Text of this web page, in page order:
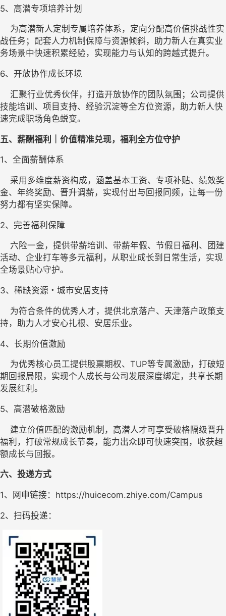
5、 高潜专项培养计划
为高潜新人定制专属培养体系，定向分配高价值挑战性实
战任务；配套人力机制保障与资源倾斜，助力新人在真实业
务场景中快速积累经验，实现能力与认知的跨越式提升。
6、 开放协作成长环境
汇聚行业优秀伙伴，打造开放协作的团队氛围；公司提供
技能培训、项目支持、经验沉淀等全方位资源，助力新人快
速完成职场角色蜕变。
五、薪酬福利｜价值精准兑现，福利全方位守护
1、 全面薪酬体系
采用多维度薪资构成，涵盖基本工资、专项补贴、绩效奖
金、年终奖励、晋升调薪，实现付出与回报同频，让每一份
努力都有坚实保障。
2、 完善福利保障
六险一金 ，提供带薪培训、带薪年假、节假日福利、团建
活动、企业打车等多元福利，从职业成长到日常生活，实现
全场景贴心守护。
3、 稀缺资源・城市安居支持
为符合条件的优秀人才，提供北京落户、天津落户政策支
持，助力人才安心扎根、安居乐业。
4、 长期价值激励
为优秀核心员工提供股票期权、TUP等专属激励，打破短
期回报局限，实现个人成长与公司发展深度绑定，共享长期
发展红利。
5、 高潜破格激励
建立价值匹配的激励机制，高潜人才可享受破格隔级晋升
福利，打破常规成长节奏，能力出众即可快速突围，收获超
额成长与回报。
六、投递方式
1、网申链接： https://huicecom.zhiye.com/Campus
2、扫码投递：